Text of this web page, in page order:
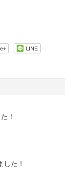
LINE
！
した！